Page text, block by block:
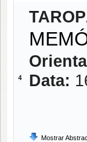
4
Data:
Mostrar